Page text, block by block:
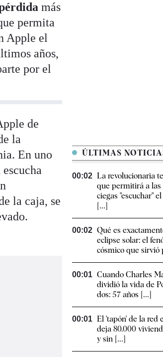
pérdidamás
permita
Apple el
años,
por el
de
la
En uno
la caja, se
ÚLTIMAS
00:02 La revolucionaria
que permitirá a las
ciegas "escuchar"
[...]
00:02 Qué es
eclipse solar: el
cósmico que sirvió
00:01 Cuando Charles
dividió la vida de
dos: 57 años [...]
00:01 El 'tapón' de la red
deja 80.000
y sin [...]